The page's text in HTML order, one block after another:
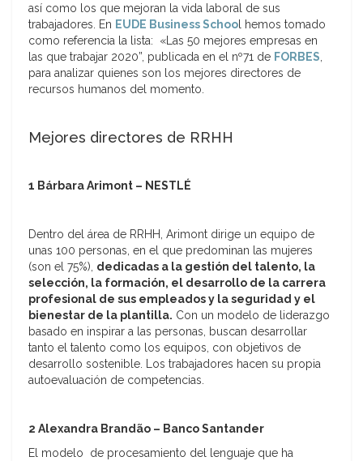
así como los que mejoran la vida laboral de sus
trabajadores. En EUDE Business School hemos tomado
como referencia la lista: «Las 50 mejores empresas en
las que trabajar 2020”, publicada en el nº71 de FORBES,
para analizar quienes son los mejores directores de
recursos humanos del momento.
Mejores directores de RRHH
1 Bárbara Arimont – NESTLÉ
Dentro del área de RRHH, Arimont dirige un equipo de
unas 100 personas, en el que predominan las mujeres
(son el 75%), dedicadas a la gestión del talento, la
selección, la formación, el desarrollo de la carrera
profesional de sus empleados y la seguridad y el
bienestar de la plantilla. Con un modelo de liderazgo
basado en inspirar a las personas, buscan desarrollar
tanto el talento como los equipos, con objetivos de
desarrollo sostenible. Los trabajadores hacen su propia
autoevaluación de competencias.
2 Alexandra Brandão – Banco Santander
El modelo
de procesamiento del lenguaje que ha